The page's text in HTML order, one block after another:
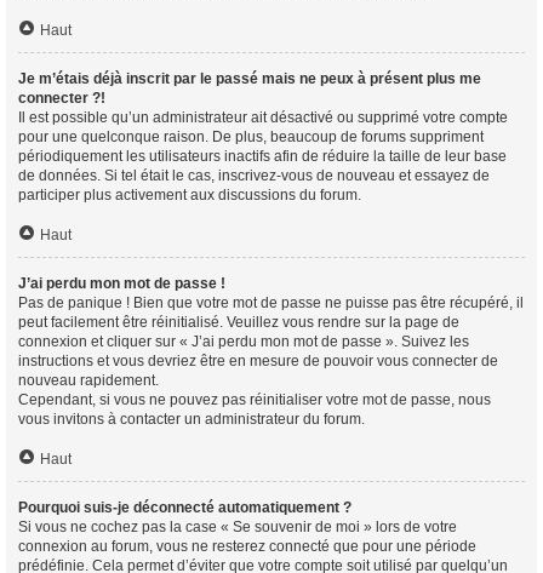
Haut
Je m’étais déjà inscrit par le passé mais ne peux à présent plus me
connecter ?!
Il est possible qu’un administrateur ait désactivé ou supprimé votre compte
pour une quelconque raison. De plus, beaucoup de forums suppriment
périodiquement les utilisateurs inactifs afin de réduire la taille de leur base
de données. Si tel était le cas, inscrivez-vous de nouveau et essayez de
participer plus activement aux discussions du forum.
Haut
J’ai perdu mon mot de passe !
Pas de panique ! Bien que votre mot de passe ne puisse pas être récupéré, il
peut facilement être réinitialisé. Veuillez vous rendre sur la page de
connexion et cliquer sur « J’ai perdu mon mot de passe ». Suivez les
instructions et vous devriez être en mesure de pouvoir vous connecter de
nouveau rapidement.
Cependant, si vous ne pouvez pas réinitialiser votre mot de passe, nous
vous invitons à contacter un administrateur du forum.
Haut
Pourquoi suis-je déconnecté automatiquement ?
Si vous ne cochez pas la case « Se souvenir de moi » lors de votre
connexion au forum, vous ne resterez connecté que pour une période
prédéfinie. Cela permet d’éviter que votre compte soit utilisé par quelqu’un